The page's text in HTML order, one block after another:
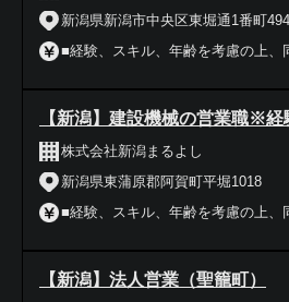
新潟県新潟市中央区東堀通1番町
■経験、スキル、年齢を考慮の上、
【新潟】建設機械の営業職※経
株式会社新潟まるよし
新潟県東蒲原郡阿賀町平堀1018
■経験、スキル、年齢を考慮の上、
【新潟】法人営業（聖籠町）